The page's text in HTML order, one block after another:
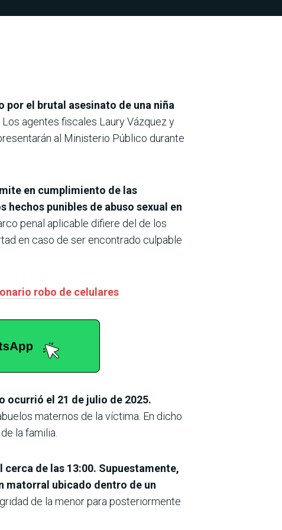
el brutal asesinato de una niña
. Los agentes fiscales Laury Vázquez y
al Ministerio Público durante
en cumplimiento de las
punibles de abuso sexual en
penal aplicable difiere del de los
en caso de ser encontrado culpable
robo de celulares
ocurrió el 21 de julio de 2025.
maternos de la víctima. En dicho
la familia.
de las 13:00. Supuestamente,
matorral ubicado dentro de un
de la menor para posteriormente